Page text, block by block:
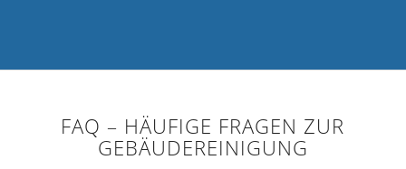
FAQ – HÄUFIGE FRAGEN ZUR
GEBÄUDEREINIGUNG